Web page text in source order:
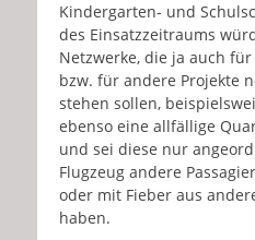
Kindergarten- und
des Einsatzzeitraums
Netzwerke, die ja auch
bzw. für andere Projekte
stehen sollen,
ebenso eine allfällige
und sei diese nur
Flugzeug andere
oder mit Fieber aus
haben.